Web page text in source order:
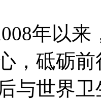
年以来
，砥砺
后与世界